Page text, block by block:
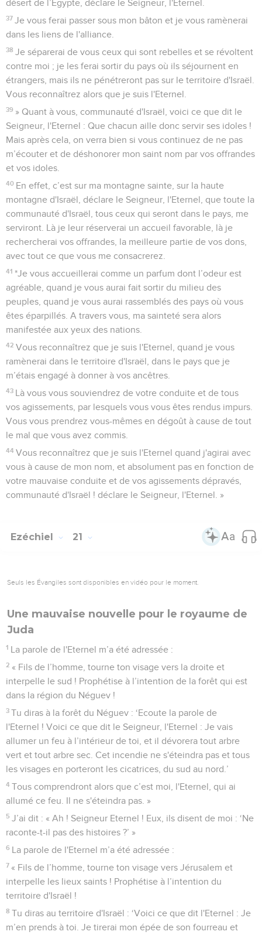
désert de l’Egypte, déclare le Seigneur, l'Eternel.
37 Je vous ferai passer sous mon bâton et je vous ramènerai
dans les liens de l'alliance.
38 Je séparerai de vous ceux qui sont rebelles et se révoltent
contre moi ; je les ferai sortir du pays où ils séjournent en
étrangers, mais ils ne pénétreront pas sur le territoire d'Israël.
Vous reconnaîtrez alors que je suis l'Eternel.
39 » Quant à vous, communauté d'Israël, voici ce que dit le
Seigneur, l'Eternel : Que chacun aille donc servir ses idoles !
Mais après cela, on verra bien si vous continuez de ne pas
m’écouter et de déshonorer mon saint nom par vos offrandes
et vos idoles.
40 En effet, c’est sur ma montagne sainte, sur la haute
montagne d'Israël, déclare le Seigneur, l'Eternel, que toute la
communauté d'Israël, tous ceux qui seront dans le pays, me
serviront. Là je leur réserverai un accueil favorable, là je
rechercherai vos offrandes, la meilleure partie de vos dons,
avec tout ce que vous me consacrerez.
41 *Je vous accueillerai comme un parfum dont l’odeur est
agréable, quand je vous aurai fait sortir du milieu des
peuples, quand je vous aurai rassemblés des pays où vous
êtes éparpillés. A travers vous, ma sainteté sera alors
manifestée aux yeux des nations.
42 Vous reconnaîtrez que je suis l'Eternel, quand je vous
ramènerai dans le territoire d'Israël, dans le pays que je
m’étais engagé à donner à vos ancêtres.
43 Là vous vous souviendrez de votre conduite et de tous
vos agissements, par lesquels vous vous êtes rendus impurs.
Vous vous prendrez vous-mêmes en dégoût à cause de tout
le mal que vous avez commis.
44 Vous reconnaîtrez que je suis l'Eternel quand j'agirai avec
vous à cause de mon nom, et absolument pas en fonction de
votre mauvaise conduite et de vos agissements dépravés,
communauté d'Israël ! déclare le Seigneur, l'Eternel. »
Ezéchiel 21
Seuls les Évangiles sont disponibles en vidéo pour le moment.
Une mauvaise nouvelle pour le royaume de
Juda
1 La parole de l'Eternel m’a été adressée :
2 « Fils de l’homme, tourne ton visage vers la droite et
interpelle le sud ! Prophétise à l’intention de la forêt qui est
dans la région du Néguev !
3 Tu diras à la forêt du Néguev : ‘Ecoute la parole de
l'Eternel ! Voici ce que dit le Seigneur, l'Eternel : Je vais
allumer un feu à l’intérieur de toi, et il dévorera tout arbre
vert et tout arbre sec. Cet incendie ne s'éteindra pas et tous
les visages en porteront les cicatrices, du sud au nord.’
4 Tous comprendront alors que c’est moi, l'Eternel, qui ai
allumé ce feu. Il ne s'éteindra pas. »
5 J’ai dit : « Ah ! Seigneur Eternel ! Eux, ils disent de moi : ‘Ne
raconte-t-il pas des histoires ?’ »
6 La parole de l'Eternel m’a été adressée :
7 « Fils de l’homme, tourne ton visage vers Jérusalem et
interpelle les lieux saints ! Prophétise à l’intention du
territoire d'Israël !
8 Tu diras au territoire d'Israël : ‘Voici ce que dit l'Eternel : Je
m’en prends à toi. Je tirerai mon épée de son fourreau et